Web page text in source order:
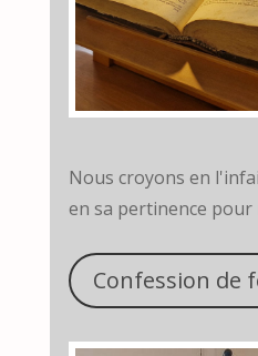
Nous croyons en
en sa pertinence
Confession de